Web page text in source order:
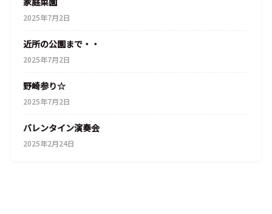
2025年7月2日
近所の公園まで・・
2025年7月2日
野崎参り☆
2025年7月2日
バレンタイン演奏会
2025年2月24日